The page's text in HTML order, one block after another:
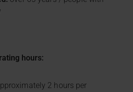
hours:
2 hours per